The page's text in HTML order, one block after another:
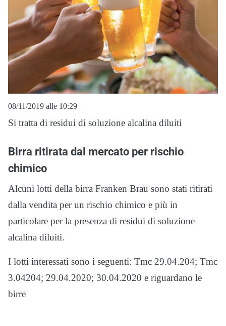
08/11/2019 alle 10:29
Si tratta di residui di soluzione alcalina diluiti
Birra ritirata dal mercato per rischio
chimico
Alcuni lotti della birra Franken Brau sono stati ritirati
dalla vendita per un rischio chimico e più in
particolare per la presenza di residui di soluzione
alcalina diluiti.
I lotti interessati sono i seguenti: Tmc 29.04.204; Tmc
3.04204; 29.04.2020; 30.04.2020 e riguardano le
birre